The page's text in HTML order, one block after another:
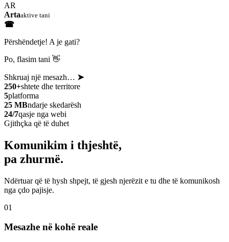
AR
Artaaktive tani
☎
Përshëndetje! A je gati?
Po, flasim tani 👋
Shkruaj një mesazh… ➤
250+shtete dhe territore
5platforma
25 MBndarje skedarësh
24/7qasje nga webi
Gjithçka që të duhet
Komunikim i thjeshtë,
pa zhurmë.
Ndërtuar që të hysh shpejt, të gjesh njerëzit e tu dhe të komunikosh
nga çdo pajisje.
01
Mesazhe në kohë reale